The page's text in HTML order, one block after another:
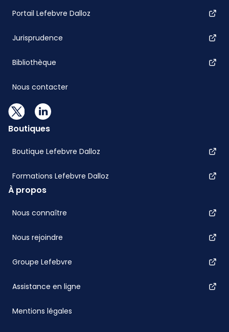
Portail Lefebvre Dalloz
Jurisprudence
Bibliothèque
Nous contacter
Boutiques
Boutique Lefebvre Dalloz
Formations Lefebvre Dalloz
À propos
Nous connaître
Nous rejoindre
Groupe Lefebvre
Assistance en ligne
Mentions légales